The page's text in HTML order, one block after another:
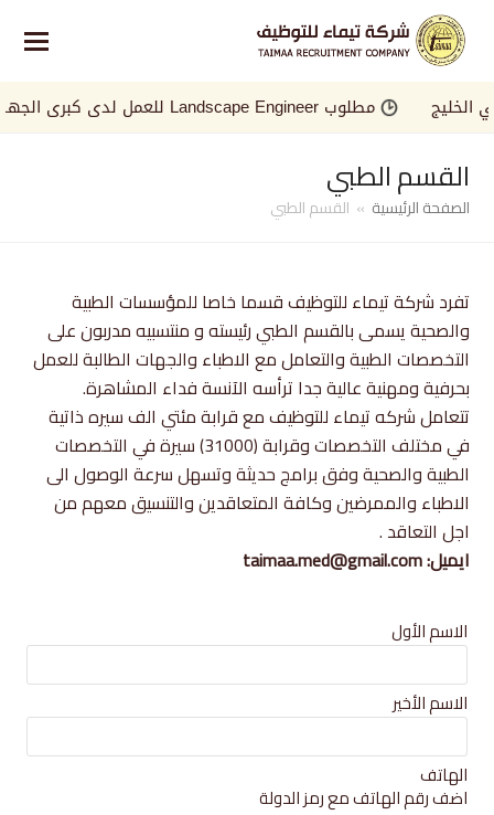
مطلوب Landscape Engineer للعمل لدى كبرى الجهات في الخليج
القسم الطبي
الصفحة الرئيسية » القسم الطبي
تفرد شركة تيماء للتوظيف قسما خاصا للمؤسسات الطبية
والصحية يسمى بالقسم الطبي رئيسته و منتسبيه مدربون على
التخصصات الطبية والتعامل مع الاطباء والجهات الطالبة للعمل
بحرفية ومهنية عالية جدا ترأسه الآنسة فداء المشاهرة.
تتعامل شركه تيماء للتوظيف مع قرابة مئتي الف سيره ذاتية
في مختلف التخصصات وقرابة (31000) سيرة في التخصصات
الطبية والصحية وفق برامج حديثة وتسهل سرعة الوصول الى
الاطباء والممرضين وكافة المتعاقدين والتنسيق معهم من
اجل التعاقد .
ايميل: taimaa.med@gmail.com
Leave
this
field
blank
الاسم الأول
الاسم الأخير
الهاتف
اضف رقم الهاتف مع رمز الدولة